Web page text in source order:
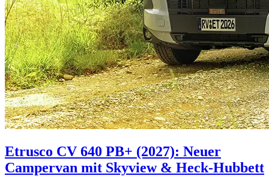
Etrusco CV 640 PB+ (2027): Neuer
Campervan mit Skyview & Heck-Hubbett